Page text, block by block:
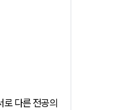
로 다른 전공의